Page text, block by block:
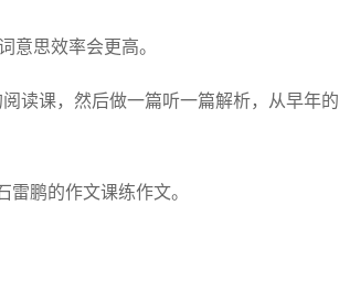
意思效率会更高。
读课，然后做一篇听一篇解析，从早年的
鹏的作文课练作文。